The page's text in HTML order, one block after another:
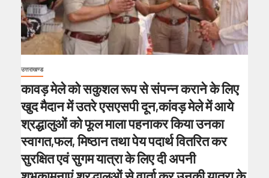
उत्तराखण्ड
कावड़ मेले को सकुशल रूप से संपन्न कराने के लिए
खुद मैदान में उतरे एसएसपी दून,कांवड़ मेले में आये
श्रद्धालुओं को फूल माला पहनाकर किया उनका
स्वागत,फल, मिष्ठान तथा पेय पदार्थ वितरित कर
सुरक्षित एवं सुगम यात्रा के लिए दी अपनी